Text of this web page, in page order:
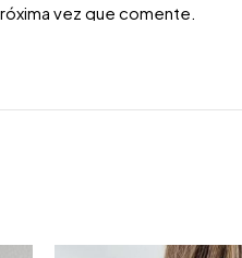
vez que comente.